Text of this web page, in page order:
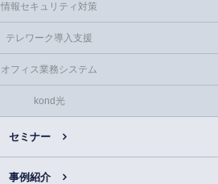
情報セキュリティ対策
テレワーク導入支援
オフィス業務システム
kond光
セミナー
事例紹介